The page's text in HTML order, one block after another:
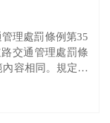
理處罰條例第35
交通管理處罰條
容相同。規定駕
接將其強制送往